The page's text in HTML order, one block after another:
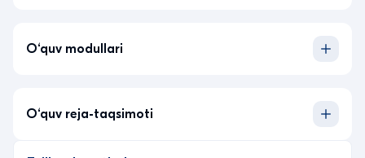
O‘quv modullari
O‘quv reja-taqsimoti